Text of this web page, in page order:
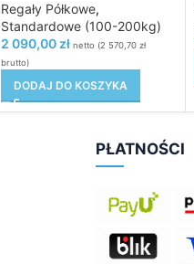
Regały Półkowe,
Standardowe (100-200kg)
2 090,00 zł netto (2 570,70 zł
brutto)
DODAJ DO KOSZYKA
PŁATNOŚCI